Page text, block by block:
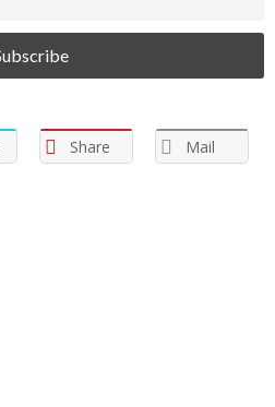
Share Mail